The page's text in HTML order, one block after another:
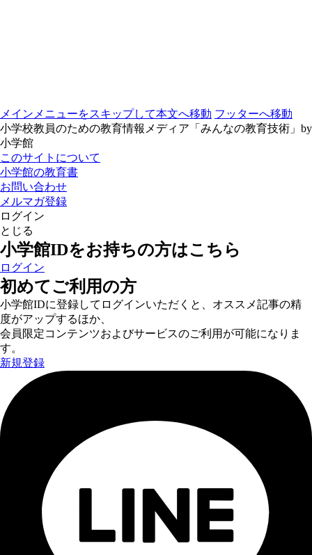
メインメニューをスキップして本文へ移動 フッターへ移動
小学校教員のための教育情報メディア「みんなの教育技術」by
小学館
このサイトについて
小学館の教育書
お問い合わせ
メルマガ登録
ログイン
とじる
小学館IDをお持ちの方はこちら
ログイン
初めてご利用の方
小学館IDに登録してログインいただくと、オススメ記事の精
度がアップするほか、
会員限定コンテンツおよびサービスのご利用が可能になりま
す。
新規登録